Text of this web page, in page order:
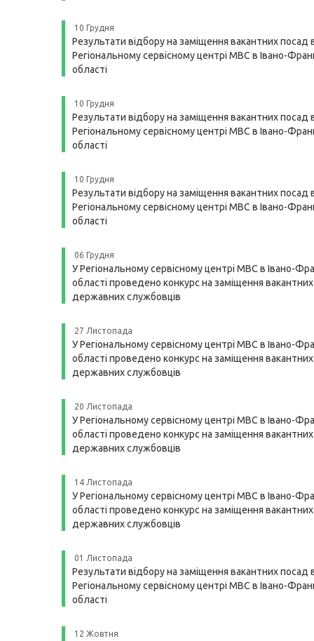
10 Грудня
Результати відбору на заміщення вакантних посад
Регіональному сервісному центрі МВС в Івано-
області
10 Грудня
Результати відбору на заміщення вакантних посад
Регіональному сервісному центрі МВС в Івано-
області
10 Грудня
Результати відбору на заміщення вакантних посад
Регіональному сервісному центрі МВС в Івано-
області
06 Грудня
У Регіональному сервісному центрі МВС в Івано-
області проведено конкурс на заміщення
державних службовців
27 Листопада
У Регіональному сервісному центрі МВС в Івано-
області проведено конкурс на заміщення
державних службовців
20 Листопада
У Регіональному сервісному центрі МВС в Івано-
області проведено конкурс на заміщення
державних службовців
14 Листопада
У Регіональному сервісному центрі МВС в Івано-
області проведено конкурс на заміщення
державних службовців
01 Листопада
Результати відбору на заміщення вакантних посад
Регіональному сервісному центрі МВС в Івано-
області
12 Жовтня